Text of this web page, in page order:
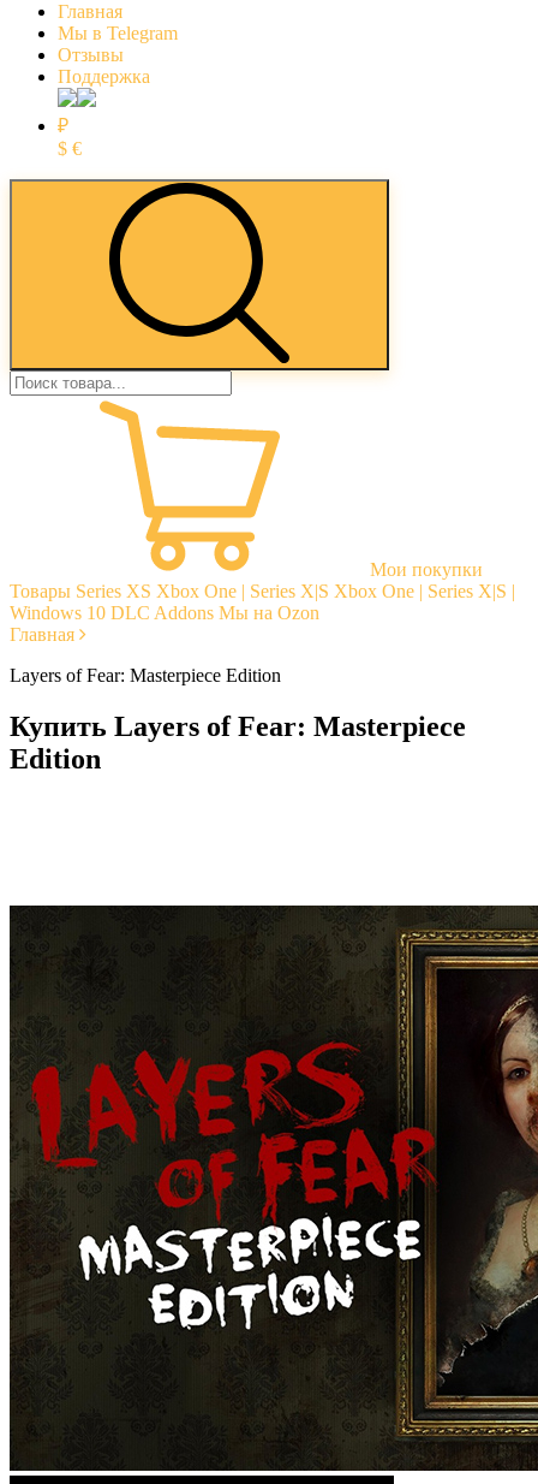
Главная
Мы в Telegram
Отзывы
Поддержка
₽
$ €
Мои покупки
Товары Series XS Xbox One | Series X|S Xbox One | Series X|S |
Windows 10 DLC Addons Мы на Ozon
Главная
Layers of Fear: Masterpiece Edition
Купить Layers of Fear: Masterpiece
Edition